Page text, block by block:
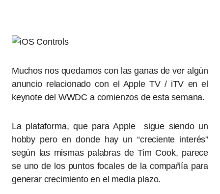
Muchos nos quedamos con las ganas de ver algún
anuncio relacionado con el Apple TV / iTV en el
keynote del WWDC a comienzos de esta semana.
La plataforma, que para Apple sigue siendo un
hobby pero en donde hay un “creciente interés”
según las mismas palabras de Tim Cook, parece
se uno de los puntos focales de la compañía para
generar crecimiento en el media plazo.